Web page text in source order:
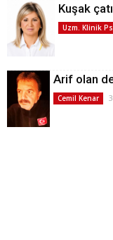
Kuşak
Uzm. Klinik
Arif olan
Cemil Kenar